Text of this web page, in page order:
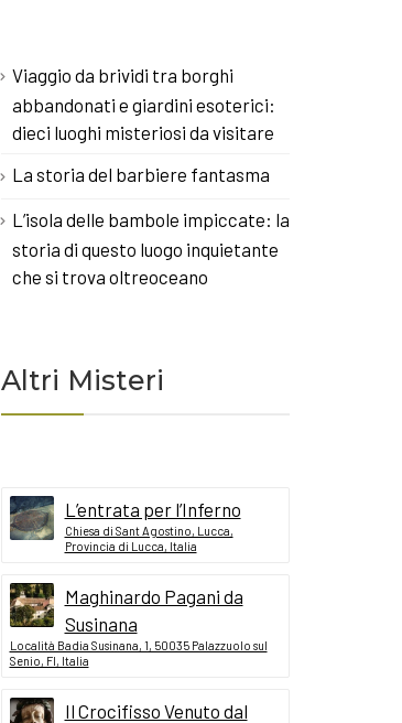
Viaggio da brividi tra borghi
abbandonati e giardini esoterici:
dieci luoghi misteriosi da visitare
La storia del barbiere fantasma
L’isola delle bambole impiccate: la
storia di questo luogo inquietante
che si trova oltreoceano
Altri Misteri
L’entrata per l’Inferno
Chiesa di Sant Agostino, Lucca,
Provincia di Lucca, Italia
Maghinardo Pagani da
Susinana
Località Badia Susinana, 1, 50035 Palazzuolo sul
Senio, FI, Italia
Il Crocifisso Venuto dal